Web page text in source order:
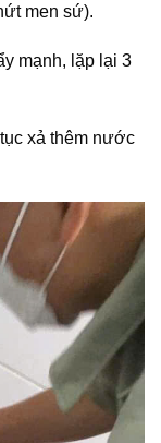
men sứ).
mạnh, lặp lại 3
xả thêm nước